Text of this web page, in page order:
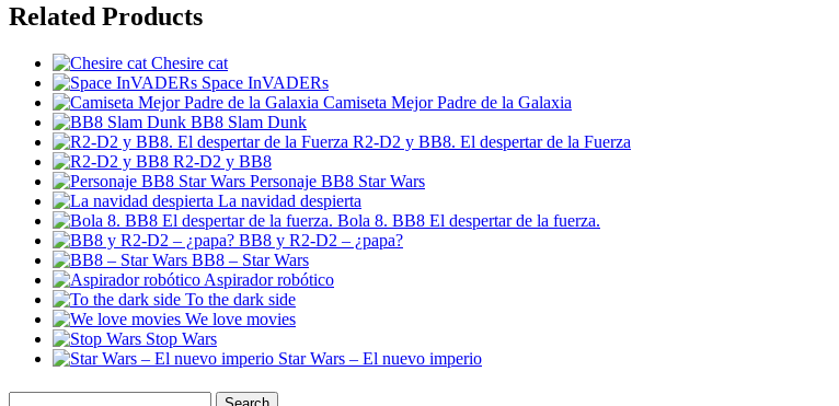
Related Products
Chesire cat
Space InVADERs
Camiseta Mejor Padre de la Galaxia
BB8 Slam Dunk
R2-D2 y BB8. El despertar de la Fuerza
R2-D2 y BB8
Personaje BB8 Star Wars
La navidad despierta
Bola 8. BB8 El despertar de la fuerza.
BB8 y R2-D2 – ¿papa?
BB8 – Star Wars
Aspirador robótico
To the dark side
We love movies
Stop Wars
Star Wars – El nuevo imperio